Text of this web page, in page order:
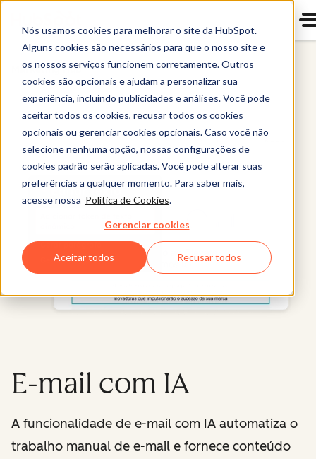
Nós usamos cookies para melhorar o site da HubSpot.
Alguns cookies são necessários para que o nosso site e
os nossos serviços funcionem corretamente. Outros
cookies são opcionais e ajudam a personalizar sua
experiência, incluindo publicidades e análises. Você pode
aceitar todos os cookies, recusar todos os cookies
opcionais ou gerenciar cookies opcionais. Caso você não
selecione nenhuma opção, nossas configurações de
cookies padrão serão aplicadas. Você pode alterar suas
preferências a qualquer momento. Para saber mais,
acesse nossa Política de Cookies.
Gerenciar cookies
Aceitar todos Recusar todos
Marketing Hub
E-mail com IA
A funcionalidade de e-mail com IA automatiza o
trabalho manual de e-mail e fornece conteúdo